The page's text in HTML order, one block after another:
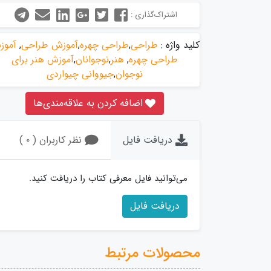
اشتراک‌گذاری :
کلید واژه : طراحی,طراحی چهره,آموزش طراحی,
طراحی چهره, هنر,نوجوانان,آموزش هنر برای
نوجوان,جیووانی چیواردی
اضافه کردن به علاقه‌مندی‌ها
دریافت فایل نظر کاربران ( ۰ )
می‌توانید فایل معرفی کتاب را دریافت کنید.
دریافت فایل
محصولات مرتبط